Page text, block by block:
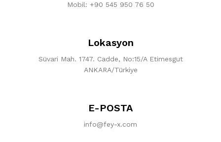
Mobil: +90 545 950 76 50
Lokasyon
Süvari Mah. 1747. Cadde, No:15/A Etimesgut
ANKARA/Türkiye
E-POSTA
info@fey-x.com